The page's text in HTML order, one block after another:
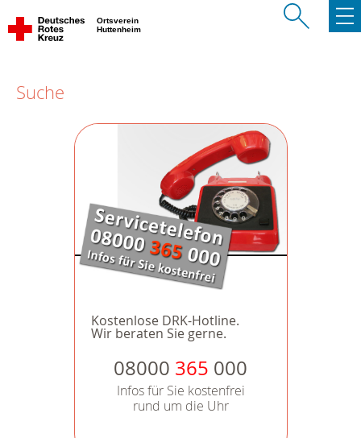
Ortsverein
Huttenheim
Suche
Kostenlose DRK-Hotline.
Wir beraten Sie gerne.
08000 365 000
Infos für Sie kostenfrei
rund um die Uhr